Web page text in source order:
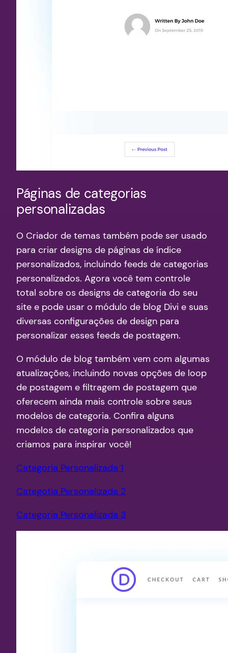
Páginas de categorias
personalizadas
O Criador de temas também pode ser usado
para criar designs de páginas de índice
personalizados, incluindo feeds de categorias
personalizados. Agora você tem controle
total sobre os designs de categoria do seu
site e pode usar o módulo de blog Divi e suas
diversas configurações de design para
personalizar esses feeds de postagem.
O módulo de blog também vem com algumas
atualizações, incluindo novas opções de loop
de postagem e filtragem de postagem que
oferecem ainda mais controle sobre seus
modelos de categoria. Confira alguns
modelos de categoria personalizados que
criamos para inspirar você!
Categoria Personalizada 1
Categotia Personalizada 2
Categoria Personalizada 3